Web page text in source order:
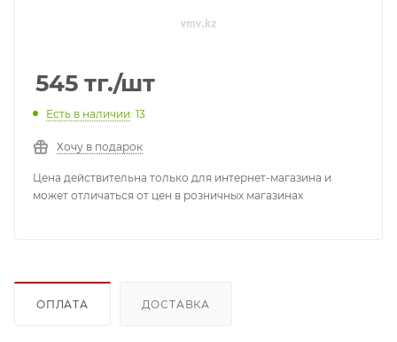
545 тг./шт
Есть в наличии: 13
Хочу в подарок
Цена действительна только для интернет-магазина и
может отличаться от цен в розничных магазинах
ОПЛАТА ДОСТАВКА